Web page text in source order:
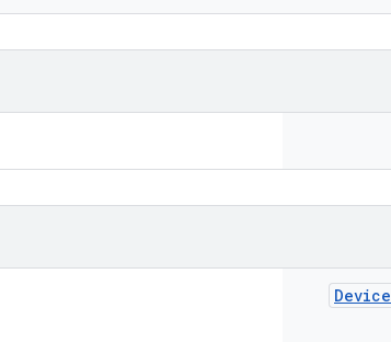
Device